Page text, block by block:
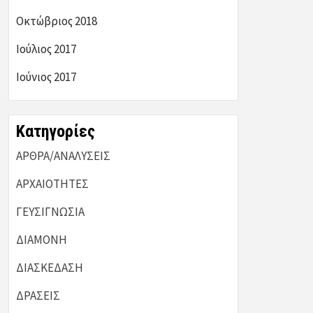
Οκτώβριος 2018
Ιούλιος 2017
Ιούνιος 2017
Kατηγορίες
ΑΡΘΡΑ/ΑΝΑΛΥΣΕΙΣ
ΑΡΧΑΙΟΤΗΤΕΣ
ΓΕΥΣΙΓΝΩΣΙΑ
ΔΙΑΜΟΝΗ
ΔΙΑΣΚΕΔΑΣΗ
ΔΡΑΣΕΙΣ